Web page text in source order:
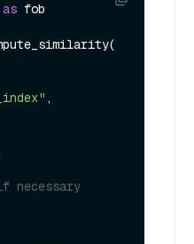
as fob
,
necessary